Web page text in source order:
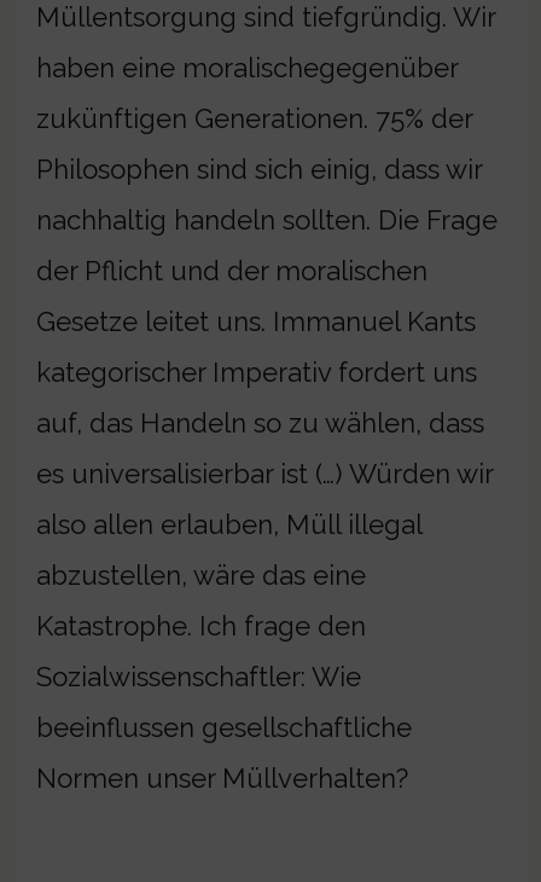
Müllentsorgung sind tiefgründig. Wir
haben eine moralischegegenüber
zukünftigen Generationen. 75% der
Philosophen sind sich einig, dass wir
nachhaltig handeln sollten. Die Frage
der Pflicht und der moralischen
Gesetze leitet uns. Immanuel Kants
kategorischer Imperativ fordert uns
auf, das Handeln so zu wählen, dass
es universalisierbar ist (…) Würden wir
also allen erlauben, Müll illegal
abzustellen, wäre das eine
Katastrophe. Ich frage den
Sozialwissenschaftler: Wie
beeinflussen gesellschaftliche
Normen unser Müllverhalten?